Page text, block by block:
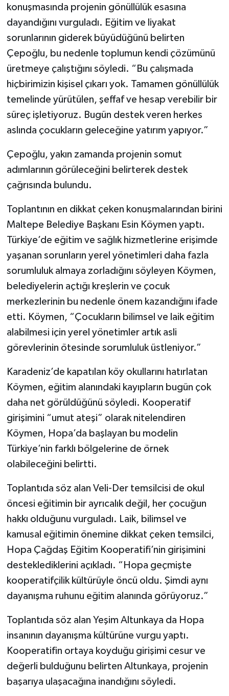
konuşmasında projenin gönüllülük esasına
dayandığını vurguladı. Eğitim ve liyakat
sorunlarının giderek büyüdüğünü belirten
Çepoğlu, bu nedenle toplumun kendi çözümünü
üretmeye çalıştığını söyledi. “Bu çalışmada
hiçbirimizin kişisel çıkarı yok. Tamamen gönüllülük
temelinde yürütülen, şeffaf ve hesap verebilir bir
süreç işletiyoruz. Bugün destek veren herkes
aslında çocukların geleceğine yatırım yapıyor.”
Çepoğlu, yakın zamanda projenin somut
adımlarının görüleceğini belirterek destek
çağrısında bulundu.
Toplantının en dikkat çeken konuşmalarından birini
Maltepe Belediye Başkanı Esin Köymen yaptı.
Türkiye’de eğitim ve sağlık hizmetlerine erişimde
yaşanan sorunların yerel yönetimleri daha fazla
sorumluluk almaya zorladığını söyleyen Köymen,
belediyelerin açtığı kreşlerin ve çocuk
merkezlerinin bu nedenle önem kazandığını ifade
etti. Köymen, “Çocukların bilimsel ve laik eğitim
alabilmesi için yerel yönetimler artık asli
görevlerinin ötesinde sorumluluk üstleniyor.”
Karadeniz’de kapatılan köy okullarını hatırlatan
Köymen, eğitim alanındaki kayıpların bugün çok
daha net görüldüğünü söyledi. Kooperatif
girişimini “umut ateşi” olarak nitelendiren
Köymen, Hopa’da başlayan bu modelin
Türkiye’nin farklı bölgelerine de örnek
olabileceğini belirtti.
Toplantıda söz alan Veli-Der temsilcisi de okul
öncesi eğitimin bir ayrıcalık değil, her çocuğun
hakkı olduğunu vurguladı. Laik, bilimsel ve
kamusal eğitimin önemine dikkat çeken temsilci,
Hopa Çağdaş Eğitim Kooperatifi’nin girişimini
desteklediklerini açıkladı. “Hopa geçmişte
kooperatifçilik kültürüyle öncü oldu. Şimdi aynı
dayanışma ruhunu eğitim alanında görüyoruz.”
Toplantıda söz alan Yeşim Altunkaya da Hopa
insanının dayanışma kültürüne vurgu yaptı.
Kooperatifin ortaya koyduğu girişimi cesur ve
değerli bulduğunu belirten Altunkaya, projenin
başarıya ulaşacağına inandığını söyledi.